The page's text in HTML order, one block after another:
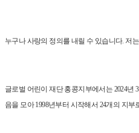
누구나 사랑의 정의를 내릴 수 있습니다. 저
글로벌 어린이 재단 홍콩지부에서는 2024
음을 모아 1998년부터 시작해서 24개의 지